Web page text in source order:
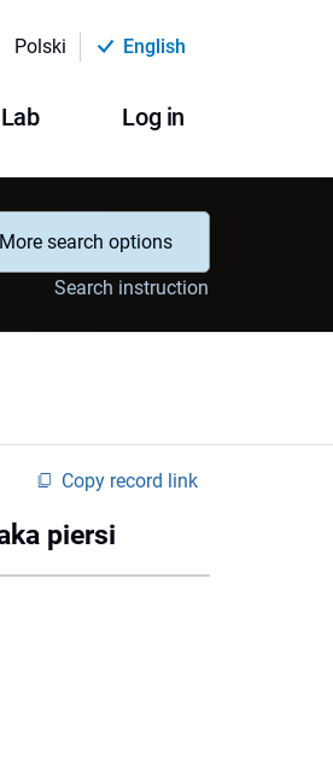
Polski English
Log in
More search options
Search instruction
Copy record link
piersi